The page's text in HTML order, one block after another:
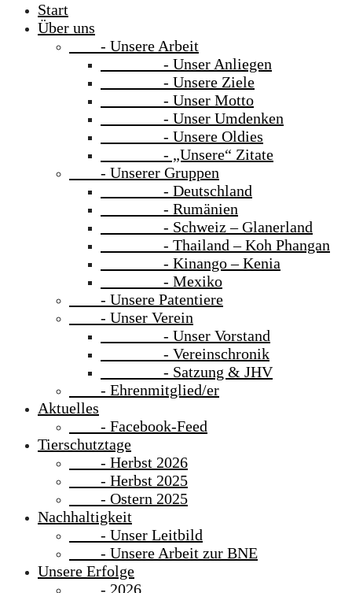
Start
Über uns
- Unsere Arbeit
- Unser Anliegen
- Unsere Ziele
- Unser Motto
- Unser Umdenken
- Unsere Oldies
- „Unsere“ Zitate
- Unserer Gruppen
- Deutschland
- Rumänien
- Schweiz – Glanerland
- Thailand – Koh Phangan
- Kinango – Kenia
- Mexiko
- Unsere Patentiere
- Unser Verein
- Unser Vorstand
- Vereinschronik
- Satzung & JHV
- Ehrenmitglied/er
Aktuelles
- Facebook-Feed
Tierschutztage
- Herbst 2026
- Herbst 2025
- Ostern 2025
Nachhaltigkeit
- Unser Leitbild
- Unsere Arbeit zur BNE
Unsere Erfolge
- 2026